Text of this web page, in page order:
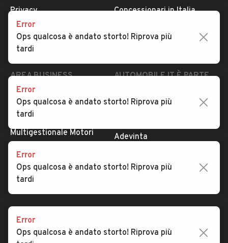
Privacy
Impostazioni Privacy
Security
Concessionari in Italia
Valutazione auto
AREA BUSINESS
Registrazione
concessionario
Multigestionale Motori
AUTOMOBILE.IT È PARTE
subito.it
Adevinta
SEGUICI
Copyright © 2023 Marktplaats B.V. Tutti i diritti riservati.
Marktplaats B.V. - P.IVA 803.603.307.B.01
Error
Ops qualcosa è andato storto! Riprova più
tardi
Error
Ops qualcosa è andato storto! Riprova più
tardi
Error
Ops qualcosa è andato storto! Riprova più
tardi
Error
Ops qualcosa è andato storto! Riprova più